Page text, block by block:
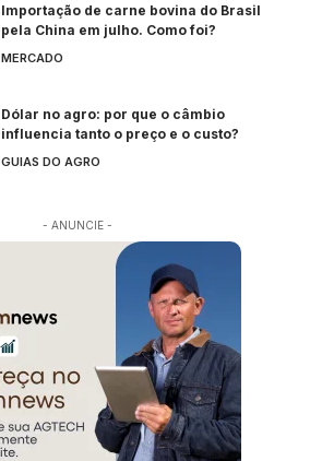
Importação de carne bovina do Brasil
pela China em julho. Como foi?
MERCADO
Dólar no agro: por que o câmbio
influencia tanto o preço e o custo?
GUIAS DO AGRO
- ANUNCIE -